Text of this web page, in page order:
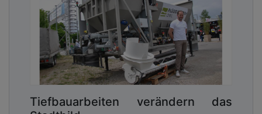
Tiefbauarbeiten verändern das